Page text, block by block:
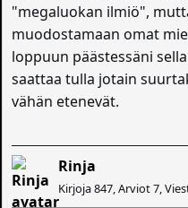
"megaluokan ilmiö",
muodostamaan omat
loppuun päästessäni
saattaa tulla jotain
vähän etenevät.
Rinja
Kirjoja 847, Arviot 7,